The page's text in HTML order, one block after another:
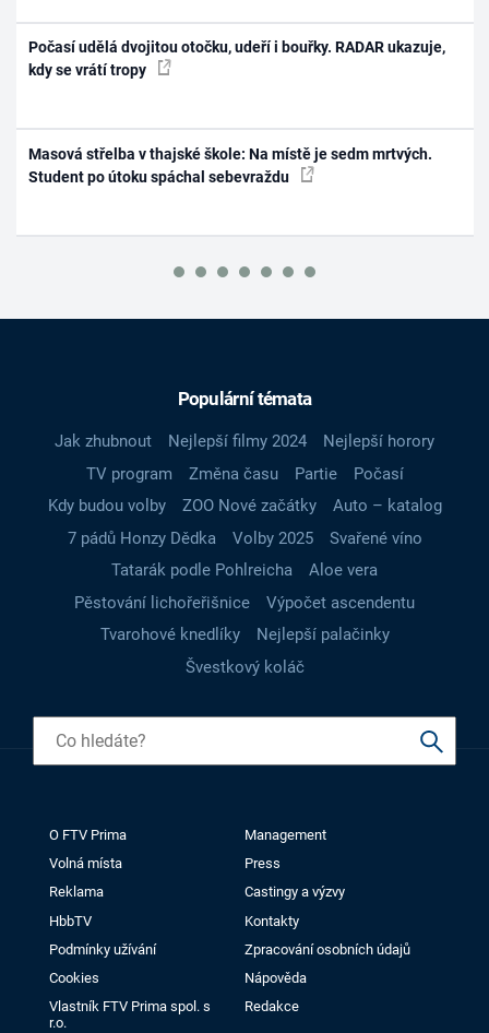
Počasí udělá dvojitou otočku, udeří i bouřky. RADAR ukazuje,
kdy se vrátí tropy
Masová střelba v thajské škole: Na místě je sedm mrtvých.
Student po útoku spáchal sebevraždu
Populární témata
Jak zhubnout Nejlepší filmy 2024
Nejlepší horory
TV program
Změna času Partie
Počasí
Kdy budou volby
ZOO Nové začátky
Auto – katalog
7 pádů Honzy Dědka
Volby 2025
Svařené víno
Tatarák podle Pohlreicha
Aloe vera
Pěstování lichořeřišnice
Výpočet ascendentu
Tvarohové knedlíky
Nejlepší palačinky
Švestkový koláč
O FTV Prima
Management
Volná místa
Press
Reklama
Castingy a výzvy
HbbTV
Kontakty
Podmínky užívání
Zpracování osobních údajů
Cookies
Nápověda
Vlastník FTV Prima spol. s
r.o.
Redakce